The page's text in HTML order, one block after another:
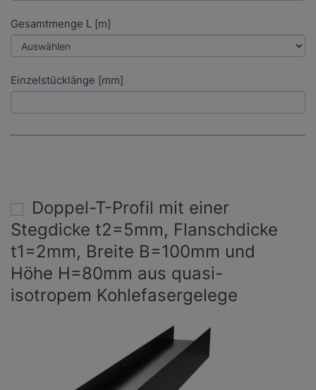
Gesamtmenge L [m]
Einzelstücklänge [mm]
Doppel-T-Profil mit einer
Stegdicke t2=5mm, Flanschdicke
t1=2mm, Breite B=100mm und
Höhe H=80mm aus quasi-
isotropem Kohlefasergelege